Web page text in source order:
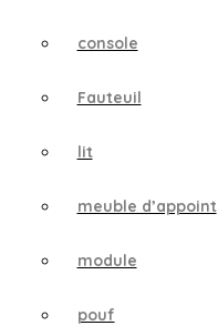
console
Fauteuil
lit
meuble d’appoint
module
pouf